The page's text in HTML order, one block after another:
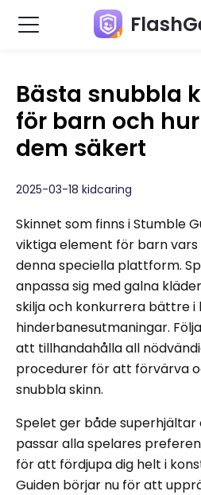
Bästa snubbla
för barn och
dem säkert
2025-03-18 kidcaring
Skinnet som finns i Stumble
viktiga element för barn
denna speciella plattform.
anpassa sig med galna
skilja och konkurrera bättre i
hinderbanesutmaningar.
att tillhandahålla all
procedurer för att förvärva
snubbla skinn.
Spelet ger både
passar alla spelares
för att fördjupa dig helt i
Guiden börjar nu för att